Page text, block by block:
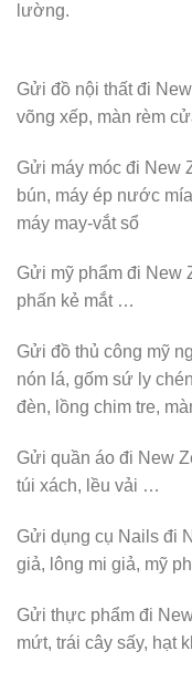
lường.
Gửi đồ nội thất đi
võng xếp, màn rèm
Gửi máy móc đi New
bún, máy ép nước
máy may-vắt sổ
Gửi mỹ phẩm đi New
phấn kẻ mắt …
Gửi đồ thủ công mỹ
nón lá, gốm sứ ly
đèn, lồng chim tre,
Gửi quần áo đi New
túi xách, lều vải …
Gửi dụng cụ Nails đi
giả, lông mi giả, mỹ
Gửi thực phẩm đi
mứt, trái cây sấy, hạt